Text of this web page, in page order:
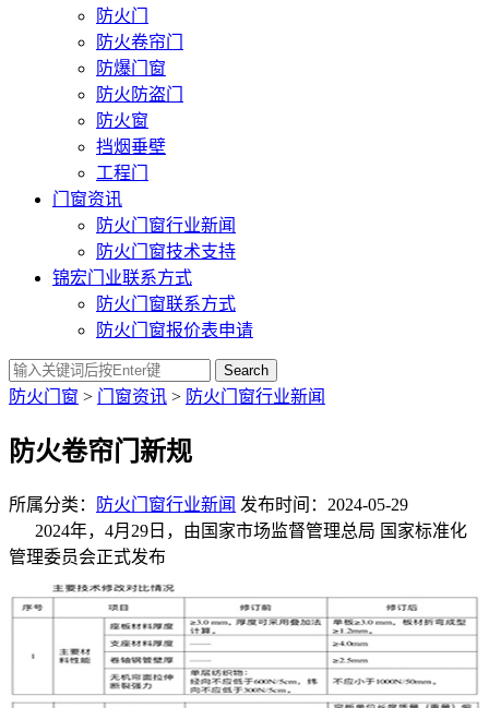
防火门
防火卷帘门
防爆门窗
防火防盗门
防火窗
挡烟垂壁
工程门
门窗资讯
防火门窗行业新闻
防火门窗技术支持
锦宏门业联系方式
防火门窗联系方式
防火门窗报价表申请
Search
防火门窗 > 门窗资讯 > 防火门窗行业新闻
防火卷帘门新规
所属分类： 防火门窗行业新闻 发布时间：2024-05-29
2024年，4月29日，由国家市场监督管理总局 国家标准化
管理委员会正式发布